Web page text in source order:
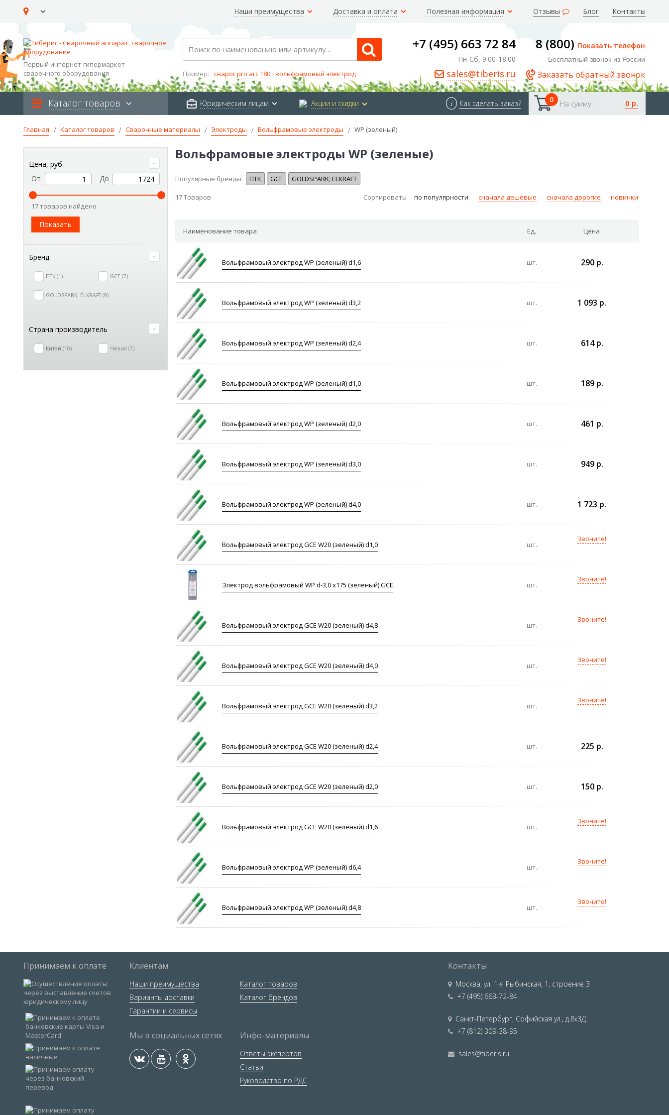
Наши преимущества Доставка и оплата Полезная информация Отзывы Блог Контакты
Первый интернет-гипермаркет
сварочного оборудования
Search
Пример: сварог pro arc 180 вольфрамовый электрод
+7 (495) 663 72 84
Пн-Сб, 9:00-18:00
sales@tiberis.ru
8 (800) Показать телефон
Бесплатный звонок из России
Заказать обратный звонок
Каталог товаров Юридическим лицам Акции и скидки 0 На сумму: 0 р.
i Как сделать заказ?
Главная Каталог товаров Сварочные материалы Электроды Вольфрамовые электроды WP (зеленый)
Вольфрамовые электроды WP (зеленые)
Популярные бренды: ПТК GCE GOLDSPARK; ELKRAFT
17Товаров Сортировать: по популярности сначала дешёвые сначала дорогие новинки
Наименование товара Ед. Цена
Вольфрамовый электрод WP (зеленый) d1,6 шт. 290 р.
Вольфрамовый электрод WP (зеленый) d3,2 шт. 1 093 р.
Вольфрамовый электрод WP (зеленый) d2,4 шт. 614 р.
Вольфрамовый электрод WP (зеленый) d1,0 шт. 189 р.
Вольфрамовый электрод WP (зеленый) d2,0 шт. 461 р.
Вольфрамовый электрод WP (зеленый) d3,0 шт. 949 р.
Вольфрамовый электрод WP (зеленый) d4,0 шт. 1 723 р.
Вольфрамовый электрод GCE W20 (зеленый) d1,0 шт.
Звоните!
Электрод вольфрамовый WP d-3,0 х175 (зеленый) GCE шт.
Звоните!
Вольфрамовый электрод GCE W20 (зеленый) d4,8 шт.
Звоните!
Вольфрамовый электрод GCE W20 (зеленый) d4,0 шт.
Звоните!
Вольфрамовый электрод GCE W20 (зеленый) d3,2 шт.
Звоните!
Вольфрамовый электрод GCE W20 (зеленый) d2,4 шт. 225 р.
Вольфрамовый электрод GCE W20 (зеленый) d2,0 шт. 150 р.
Вольфрамовый электрод GCE W20 (зеленый) d1,6 шт.
Звоните!
Вольфрамовый электрод WP (зеленый) d6,4 шт.
Звоните!
Вольфрамовый электрод WP (зеленый) d4,8 шт.
Звоните!
Цена, руб.
От
До
17 товаров найдено
Показать
Бренд
ПТК 1 GCE 7
GOLDSPARK; ELKRAFT 9
Страна производитель
Китай 10 Чехия 7
Принимаем к оплате Клиентам
Наши преимущества
Варианты доставки
Гарантии и сервисы
Каталог товаров
Каталог брендов
Мы в социальных сетях Инфо-материалы
Ответы экспертов
Статьи
Руководство по РДС
Контакты
Москва,ул. 1-я Рыбинская, 1, строение 3
+7 (495) 663-72-84
Санкт-Петербург, Софийская ул., д.8к3Д
+7 (812) 309-38-95
sales@tiberis.ru